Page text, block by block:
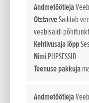
Andmetöötleja
OtstarveSäilitab
veebisaidi
Kehtivusaja lõpp
NimiPHPSESSID
Teenuse pakkuja
Andmetöötleja
Honda". Laiale üldsusele
meeldinud lause on
Hondaga kaasas
püsinud nii
see võeti uuesti
Honda 50. aastapäeva